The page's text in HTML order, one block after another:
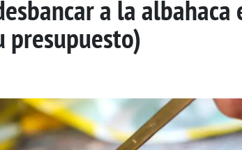
a la albahaca
presupuesto)